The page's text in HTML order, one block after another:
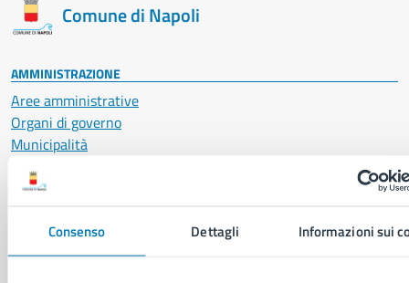
Consenso Dettagli Informazioni sui
Comune di Napoli
AMMINISTRAZIONE
Aree amministrative
Organi di governo
Municipalità
Uffici
Enti e fondazioni
Personale amministrativo
Documenti e dati